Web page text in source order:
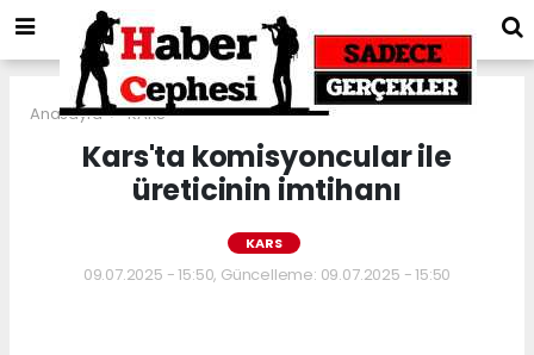
Anasayfa KARS
Kars'ta komisyoncular ile
üreticinin imtihanı
KARS
09.07.2025 - 15:50, Güncelleme: 09.07.2025 - 15:50